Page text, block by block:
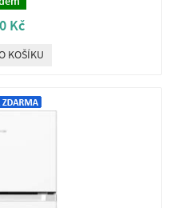
Kč
KOŠÍKU